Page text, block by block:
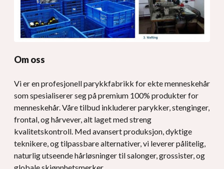
Om oss
Vi er en profesjonell parykkfabrikk for ekte menneskehår
som spesialiserer seg på premium 100% produkter for
menneskehår. Våre tilbud inkluderer parykker, stenginger,
frontal, og hårvever, alt laget med streng
kvalitetskontroll. Med avansert produksjon, dyktige
teknikere, og tilpassbare alternativer, vi leverer pålitelig,
naturlig utseende hårløsninger til salonger, grossister, og